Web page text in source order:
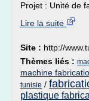
Projet : Unité de
Lire la suite
Site : http://
Thèmes liés :
machine
tunisie /
plastique